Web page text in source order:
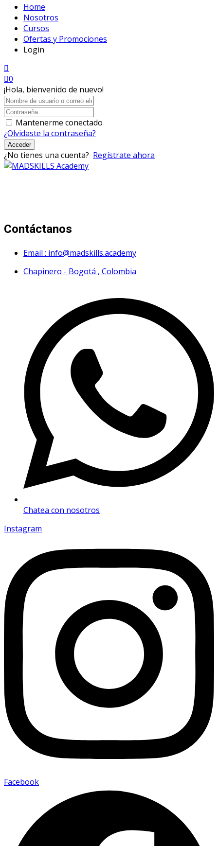
Home
Nosotros
Cursos
Ofertas y Promociones
Login
0
¡Hola, bienvenido de nuevo!
Mantenerme conectado
¿Olvidaste la contraseña?
Acceder
¿No tienes una cuenta? Regístrate ahora
Contáctanos
Email : info@madskills.academy
Chapinero - Bogotá , Colombia
Chatea con nosotros
Instagram
Facebook